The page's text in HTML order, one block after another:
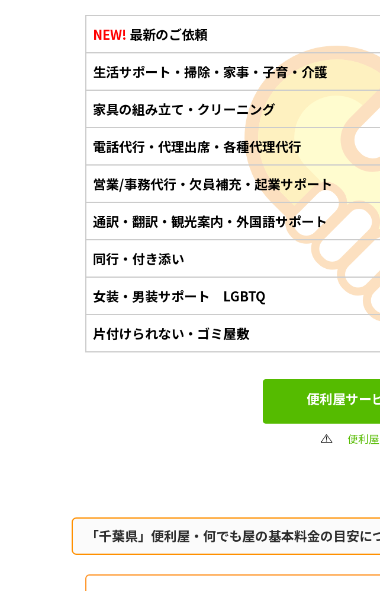
NEW! 最新のご依頼
生活サポート・掃除・家事・子育・介護
家具の組み立て・クリーニング
電話代行・代理出席・各種代理代行
営業/事務代行・欠員補充・起業サポート
通訳・翻訳・観光案内・外国語サポート
同行・付き添い
女装・男装サポート LGBTQ
片付けられない・ゴミ屋敷
便利屋サー
便利
「千葉県」便利屋・何でも屋の基本料金の目安に